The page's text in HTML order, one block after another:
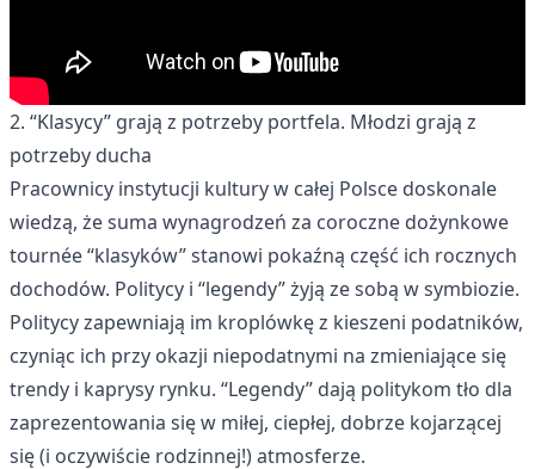
2. “Klasycy” grają z potrzeby portfela. Młodzi grają z
potrzeby ducha
Pracownicy instytucji kultury w całej Polsce doskonale
wiedzą, że suma wynagrodzeń za coroczne dożynkowe
tournée “klasyków” stanowi pokaźną część ich rocznych
dochodów. Politycy i “legendy” żyją ze sobą w symbiozie.
Politycy zapewniają im kroplówkę z kieszeni podatników,
czyniąc ich przy okazji niepodatnymi na zmieniające się
trendy i kaprysy rynku. “Legendy” dają politykom tło dla
zaprezentowania się w miłej, ciepłej, dobrze kojarzącej
się (i oczywiście rodzinnej!) atmosferze.